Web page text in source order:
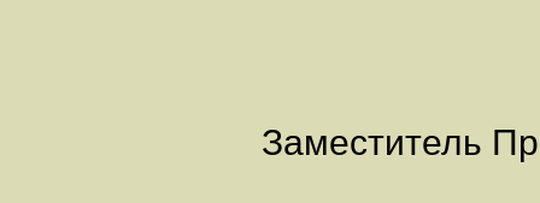
Заместитель